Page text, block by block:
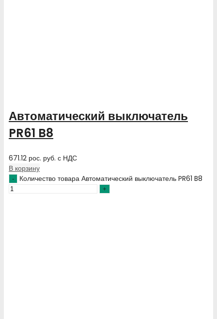
Автоматический выключатель
PR61 B8
671.12 рос. руб. с НДС
В корзину
Количество товара Автоматический выключатель PR61 B8